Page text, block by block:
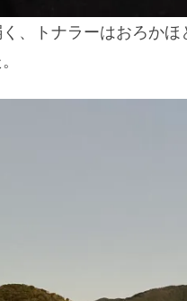
、トナラーはおろか